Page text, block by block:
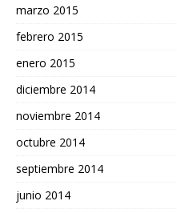
marzo 2015
febrero 2015
enero 2015
diciembre 2014
noviembre 2014
octubre 2014
septiembre 2014
junio 2014